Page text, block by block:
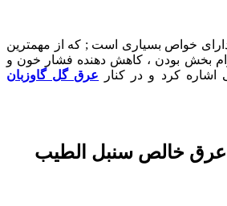
خواص بسیاری است ; که از مهمترین
بخش بودن ، کاهش دهنده فشار خون و
اشاره کرد و در کنار عرق گل گاوزبان
عرق خالص سنبل الطیب